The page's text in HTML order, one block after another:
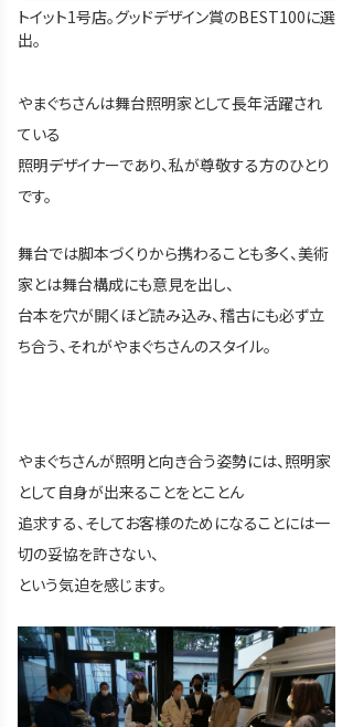
トイット1号店。グッドデザイン賞のBEST100に選
出。
やまぐちさんは舞台照明家として長年活躍され
ている
照明デザイナーであり、私が尊敬する方のひとり
です。
舞台では脚本づくりから携わることも多く、美術
家とは舞台構成にも意見を出し、
台本を穴が開くほど読み込み、稽古にも必ず立
ち合う、それがやまぐちさんのスタイル。
やまぐちさんが照明と向き合う姿勢には、照明家
として自身が出来ることをとことん
追求する、そしてお客様のためになることには一
切の妥協を許さない、
という気迫を感じます。